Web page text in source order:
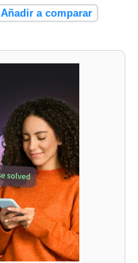
Añadir a comparar